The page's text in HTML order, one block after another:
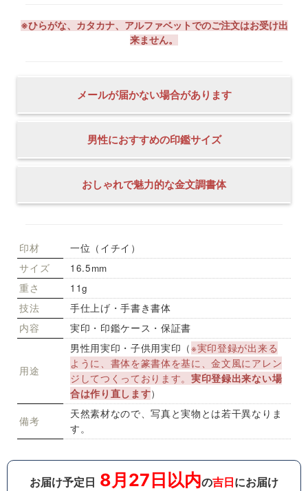
※ひらがな、カタカナ、アルファベットでのご注文はお受け出
来ません。
メールが届かない場合があります
男性におすすめの印鑑サイズ
おしゃれで魅力的な金文調書体
印材
一位（イチイ）
サイズ
16.5mm
重さ
11g
技法
手仕上げ・手書き書体
内容
実印・印鑑ケース・保証書
用途
男性用実印・子供用実印（※実印登録が出来る
ように、書体を篆書体を基に、金文風にアレン
ジしてつくっております。実印登録出来ない場
合は作り直します）
備考
天然素材なので、写真と実物とは若干異なりま
す。
お届け予定日 8月27日以内の吉日にお届け